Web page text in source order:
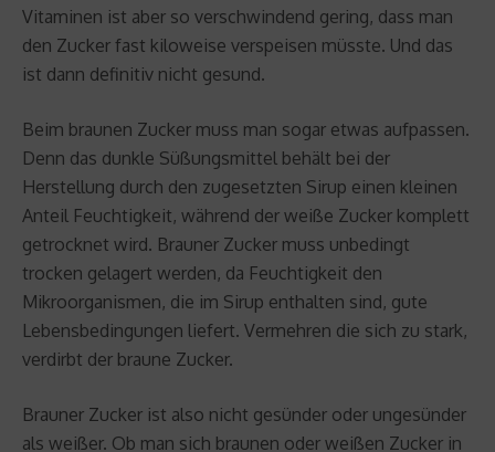
Vitaminen ist aber so verschwindend gering, dass man
den Zucker fast kiloweise verspeisen müsste. Und das
ist dann definitiv nicht gesund.
Beim braunen Zucker muss man sogar etwas aufpassen.
Denn das dunkle Süßungsmittel behält bei der
Herstellung durch den zugesetzten Sirup einen kleinen
Anteil Feuchtigkeit, während der weiße Zucker komplett
getrocknet wird. Brauner Zucker muss unbedingt
trocken gelagert werden, da Feuchtigkeit den
Mikroorganismen, die im Sirup enthalten sind, gute
Lebensbedingungen liefert. Vermehren die sich zu stark,
verdirbt der braune Zucker.
Brauner Zucker ist also nicht gesünder oder ungesünder
als weißer. Ob man sich braunen oder weißen Zucker in